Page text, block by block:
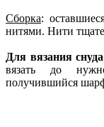
Сборка:
нитями. Нити
Для вязания снуда
вязать до
получившийся